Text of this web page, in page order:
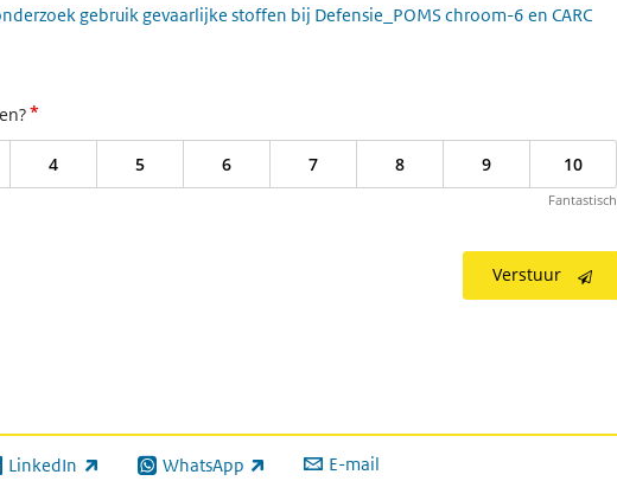
gebruik gevaarlijke stoffen bij Defensie_POMS chroom-6 en CARC
*
4 5 6 7 8 9 10
Fantastisch
Verstuur
LinkedIn
link) WhatsApp
(externe link) E-mail